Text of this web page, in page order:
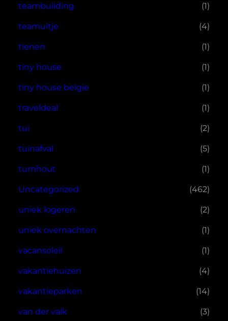
teambuilding (1)
teamuitje (4)
tienen (1)
tiny house (1)
tiny house belgie (1)
traveldeal (1)
tui (2)
tuinafval (5)
turnhout (1)
Uncategorized (462)
uniek logeren (2)
uniek overnachten (1)
vacansoleil (1)
vakantiehuizen (4)
vakantieparken (14)
van der valk (3)